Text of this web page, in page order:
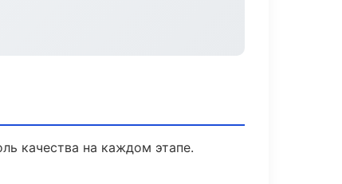
качества на каждом этапе.